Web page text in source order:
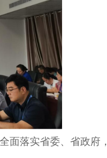
面落实省委、省政府，